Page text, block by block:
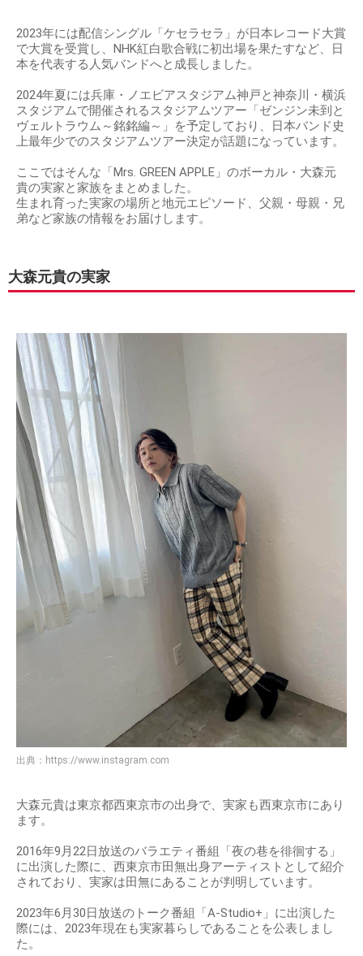
2023年には配信シングル「ケセラセラ」が日本レコード大賞
で大賞を受賞し、NHK紅白歌合戦に初出場を果たすなど、日
本を代表する人気バンドへと成長しました。
2024年夏には兵庫・ノエビアスタジアム神戸と神奈川・横浜
スタジアムで開催されるスタジアムツアー「ゼンジン未到と
ヴェルトラウム～銘銘編～」を予定しており、日本バンド史
上最年少でのスタジアムツアー決定が話題になっています。
ここではそんな「Mrs. GREEN APPLE」のボーカル・大森元
貴の実家と家族をまとめました。
生まれ育った実家の場所と地元エピソード、父親・母親・兄
弟など家族の情報をお届けします。
大森元貴の実家
出典： https://www.instagram.com
大森元貴は東京都西東京市の出身で、実家も西東京市にあり
ます。
2016年9月22日放送のバラエティ番組「夜の巷を徘徊する」
に出演した際に、西東京市田無出身アーティストとして紹介
されており、実家は田無にあることが判明しています。
2023年6月30日放送のトーク番組「A-Studio+」に出演した
際には、2023年現在も実家暮らしであることを公表しまし
た。